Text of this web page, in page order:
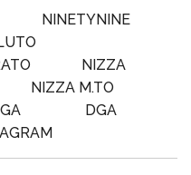
NINETYNINE
NIZZA
NIZZA M.TO
DGA